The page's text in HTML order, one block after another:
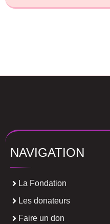
NAVIGATION
La Fondation
Les donateurs
Faire un don